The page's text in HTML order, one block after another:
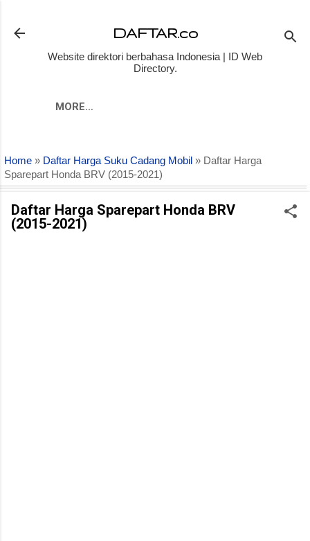
DAFTAR.co
Website direktori berbahasa Indonesia | ID Web
Directory.
MORE…
Home » Daftar Harga Suku Cadang Mobil » Daftar Harga
Sparepart Honda BRV (2015-2021)
Daftar Harga Sparepart Honda BRV
(2015-2021)